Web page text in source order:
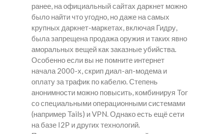
ранее, на официальный сайтах даркнет можно
было найти что угодно, но даже на самых
крупных даркнет-маркетах, включая Гидру,
была запрещена продажа оружия и таких явно
аморальных вещей как заказные убийства.
Особенно если вы не помните интернет
начала 2000-х, скрип диал-ап-модема и
оплату за трафик по кабелю. Степень
анонимности можно повысить, комбинируя Tor
со специальными операционными системами
(например Tails) и VPN. Однако есть ещё сети
на базе I2P и других технологий.